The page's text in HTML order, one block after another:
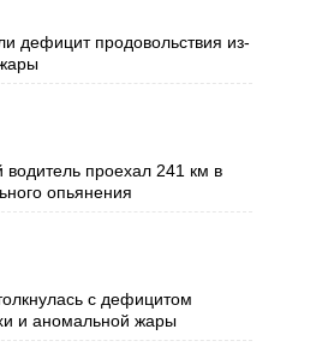
дефицит продовольствия из-
водитель проехал 241 км в
опьянения
с дефицитом
и аномальной жары